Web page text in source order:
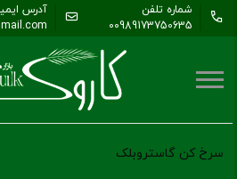
شماره تلفن
00989173750635
آدرس
سرخ کن گاستروبلک